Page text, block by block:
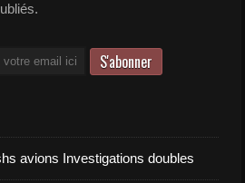
avions Investigations doubles